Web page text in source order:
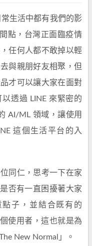
生活中都有我們的影
點，台灣正面臨疫情
任何人都不敢掉以輕
與親朋好友相聚，但
才可以讓大家在面對
透過 LINE 來緊密的
AI/ML 領域，讓使用
這個生活平台的入
同仁，思考一下在家
否有一直困擾著大家
子，並結合既有的
使用者，這也就是為
New Normal」。